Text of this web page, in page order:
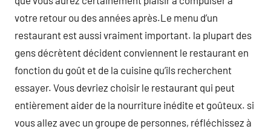
votre retour ou des années après.Le menu d’un
restaurant est aussi vraiment important. la plupart des
gens décrètent décident conviennent le restaurant en
fonction du goût et de la cuisine qu’ils recherchent
essayer. Vous devriez choisir le restaurant qui peut
entièrement aider de la nourriture inédite et goûteux. si
vous allez avec un groupe de personnes, réfléchissez à